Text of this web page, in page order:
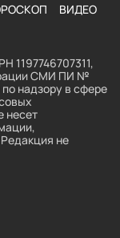
ВИДЕО
1197746707311,
СМИ ПИ №
надзору в сфере
несет
не